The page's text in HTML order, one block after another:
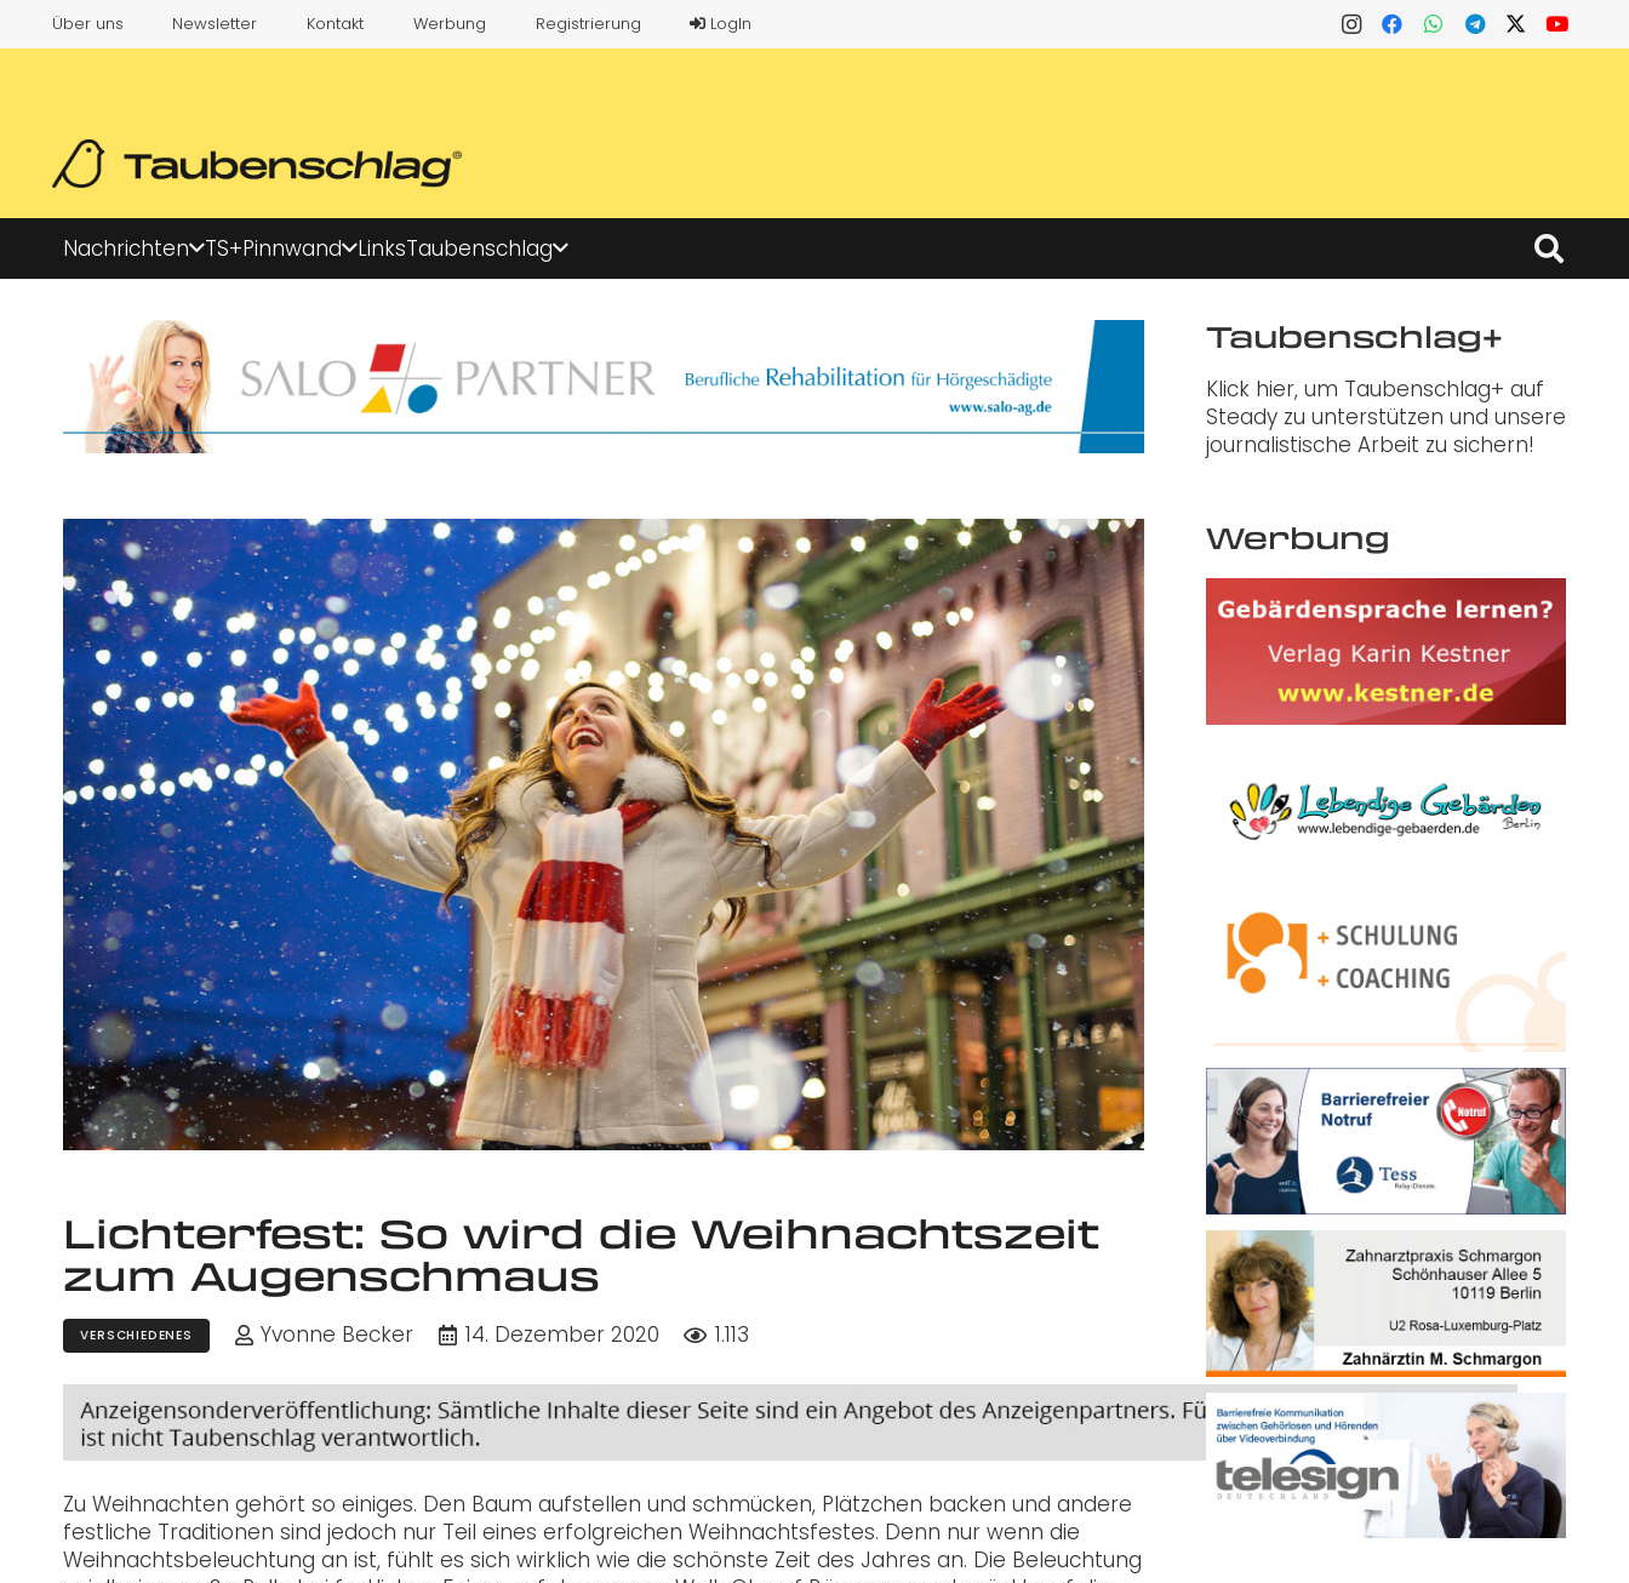
Über uns Newsletter Kontakt Werbung Registrierung LogIn
Nachrichten TS+Pinnwand LinksTaubenschlag
Lichterfest: So wird die Weihnachtszeit
zum Augenschmaus
VERSCHIEDENES Yvonne Becker 14. Dezember 2020 1.113
Zu Weihnachten gehört so einiges. Den Baum aufstellen und schmücken, Plätzchen backen und andere
festliche Traditionen sind jedoch nur Teil eines erfolgreichen Weihnachtsfestes. Denn nur wenn die
Weihnachtsbeleuchtung an ist, fühlt es sich wirklich wie die schönste Zeit des Jahres an. Die Beleuchtung
Taubenschlag+
Klick hier, um Taubenschlag+ auf
Steady zu unterstützen und unsere
journalistische Arbeit zu sichern!
Werbung